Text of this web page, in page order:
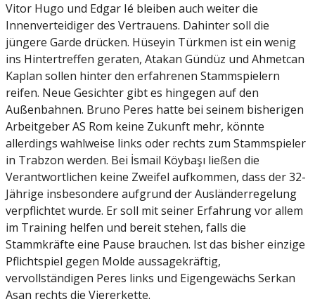
Vitor Hugo und Edgar Ié bleiben auch weiter die
Innenverteidiger des Vertrauens. Dahinter soll die
jüngere Garde drücken. Hüseyin Türkmen ist ein wenig
ins Hintertreffen geraten, Atakan Gündüz und Ahmetcan
Kaplan sollen hinter den erfahrenen Stammspielern
reifen. Neue Gesichter gibt es hingegen auf den
Außenbahnen. Bruno Peres hatte bei seinem bisherigen
Arbeitgeber AS Rom keine Zukunft mehr, könnte
allerdings wahlweise links oder rechts zum Stammspieler
in Trabzon werden. Bei İsmail Köybaşı ließen die
Verantwortlichen keine Zweifel aufkommen, dass der 32-
Jährige insbesondere aufgrund der Ausländerregelung
verpflichtet wurde. Er soll mit seiner Erfahrung vor allem
im Training helfen und bereit stehen, falls die
Stammkräfte eine Pause brauchen. Ist das bisher einzige
Pflichtspiel gegen Molde aussagekräftig,
vervollständigen Peres links und Eigengewächs Serkan
Asan rechts die Viererkette.